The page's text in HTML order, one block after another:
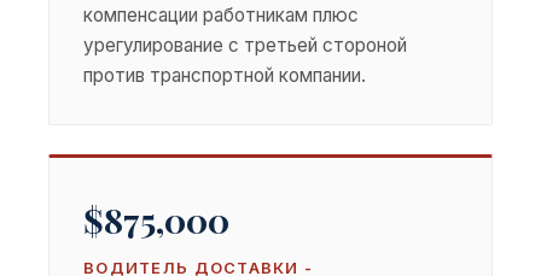
компенсации работникам плюс
урегулирование с третьей стороной
против транспортной компании.
$875,000
ВОДИТЕЛЬ ДОСТАВКИ -